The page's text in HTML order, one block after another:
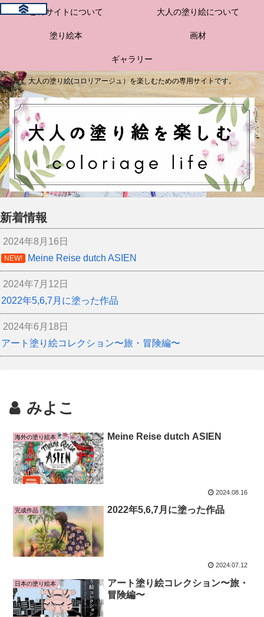
大人の塗り絵(コロリアージュ）を楽しむための専用サイトです。
このサイトについて 大人の塗り絵について
塗り絵本 画材
ギャラリー
新着情報
2024年8月16日
NEW! Meine Reise dutch ASIEN
2024年7月12日
2022年5,6,7月に塗った作品
2024年6月18日
アート塗り絵コレクション〜旅・冒険編〜
みよこ
海外の塗り絵本 Meine Reise dutch ASIEN
2024.08.16
完成作品 2022年5,6,7月に塗った作品
2024.07.12
日本の塗り絵本
アート塗り絵コレクション〜旅・
冒険編〜